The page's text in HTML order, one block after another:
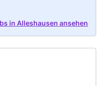
in Alleshausen ansehen